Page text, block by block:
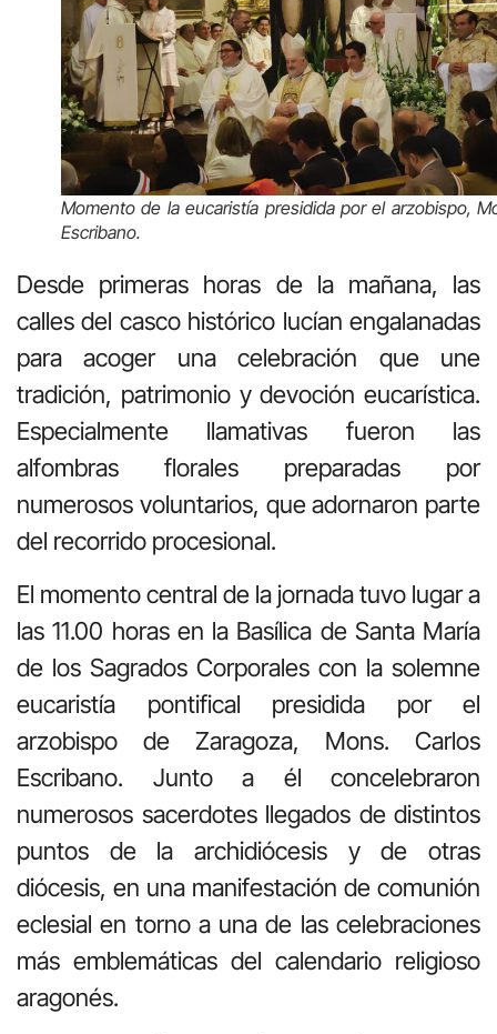
Momento de la eucaristía presidida por el arzobispo,
Escribano.
Desde primeras horas de la mañana, las
calles del casco histórico lucían engalanadas
para acoger una celebración que une
tradición, patrimonio y devoción eucarística.
Especialmente llamativas fueron las
alfombras florales preparadas por
numerosos voluntarios, que adornaron parte
del recorrido procesional.
El momento central de la jornada tuvo lugar a
las 11.00 horas en la Basílica de Santa María
de los Sagrados Corporales con la solemne
eucaristía pontifical presidida por el
arzobispo de Zaragoza, Mons. Carlos
Escribano. Junto a él concelebraron
numerosos sacerdotes llegados de distintos
puntos de la archidiócesis y de otras
diócesis, en una manifestación de comunión
eclesial en torno a una de las celebraciones
más emblemáticas del calendario religioso
aragonés.